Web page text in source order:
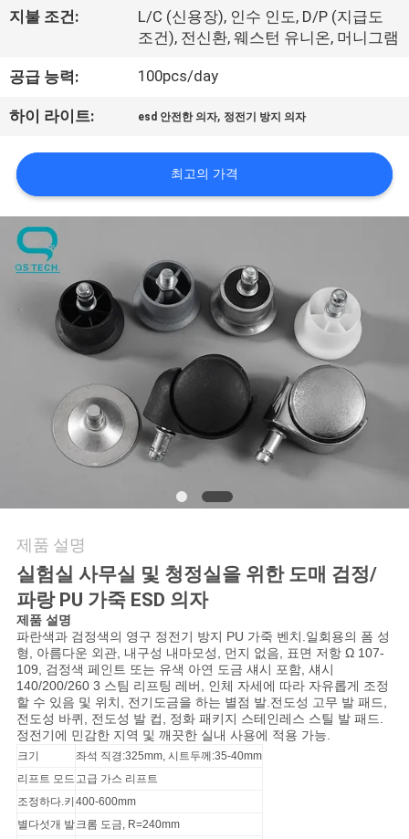
장
행
품
질
관
리
뉴
스
인
용
문
을
요
구
지불 조건:
L/C (신용장), 인수 인도, D/P (지급도
조건), 전신환, 웨스턴 유니온, 머니그램
공급 능력: 100pcs/day
하이 라이트: esd 안전한 의자, 정전기 방지 의자
최고의 가격
제품 설명
실험실 사무실 및 청정실을 위한 도매 검정/
파랑 PU 가죽 ESD 의자
제품 설명
파란색과 검정색의 영구 정전기 방지 PU 가죽 벤치.일회용의 폼 성
형, 아름다운 외관, 내구성 내마모성, 먼지 없음, 표면 저항 Ω 107-
109, 검정색 페인트 또는 유색 아연 도금 섀시 포함, 섀시
140/200/260 3 스팀 리프팅 레버, 인체 자세에 따라 자유롭게 조정
할 수 있음 및 위치, 전기도금을 하는 별점 발.전도성 고무 발 패드,
전도성 바퀴, 전도성 발 컵, 정화 패키지 스테인레스 스틸 발 패드.
정전기에 민감한 지역 및 깨끗한 실내 사용에 적용 가능.
크기 좌석 직경:325mm, 시트두께 :35-40mm
리프트 모드 고급 가스 리프트
조정하다.키 400-600mm
별다섯개 발크롬 도금, R=240mm